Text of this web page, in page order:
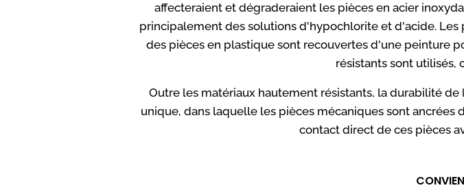
affecteraient et dégraderaient les pièces en acier
principalement des solutions d'hypochlorite et d'acide.
des pièces en plastique sont recouvertes d'une peinture
résistants sont utilisés,
Outre les matériaux hautement résistants, la durabilité
unique, dans laquelle les pièces mécaniques sont
contact direct de ces pièces